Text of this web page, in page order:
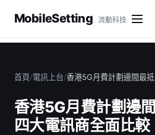
MobileSetting 流動科技
首頁/電訊上台/香港5G月費計劃邊間最
香港5G月費計劃邊
四大電訊商全面比較